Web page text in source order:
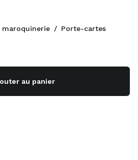
au panier
maroquinerie / Porte-cartes